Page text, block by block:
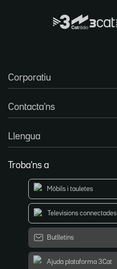
Corporatiu
Contacta'ns
Llengua
Troba'ns a
Mòbils i tauletes
Televisions connectades
Butlletins
Ajuda plataforma 3Cat